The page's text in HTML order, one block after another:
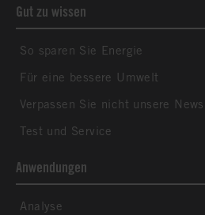
Gut zu wissen
So sparen Sie Energie
Für eine bessere Umwelt
Verpassen Sie nicht unsere
Test und Service
Anwendungen
Analyse